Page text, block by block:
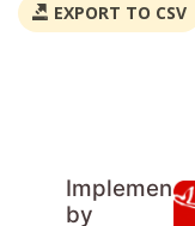
EXPORT TO CSV